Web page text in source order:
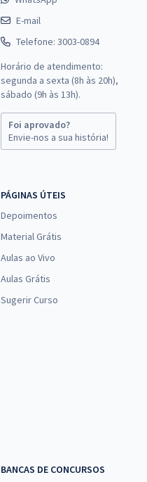
E-mail
Telefone: 3003-0894
Horário de atendimento:
segunda a sexta (8h às 20h),
sábado (9h às 13h).
Foi aprovado?
Envie-nos a sua história!
PÁGINAS ÚTEIS
Depoimentos
Material Grátis
Aulas ao Vivo
Aulas Grátis
Sugerir Curso
BANCAS DE CONCURSOS